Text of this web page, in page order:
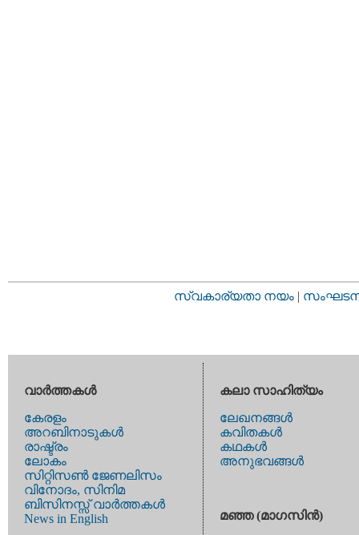
സ്വകാര്യതാ നയം |
വാര്‍ത്തകള്‍
കേരളം
അറബിനാടുകള്‍
രാഷ്ട്രം
ലോകം
സിറ്റിസണ്‍ ജേണലിസം
വിനോദം, സിനിമ
ബിസിനസ്സ് വാര്‍ത്തകള്‍
News in English
കലാ സാഹിത്യം
ലേഖനങ്ങള്‍
കവിതകള്‍
കഥകള്‍
അനുഭവങ്ങള്‍
മഞ്ഞ (മാഗസിന്‍)